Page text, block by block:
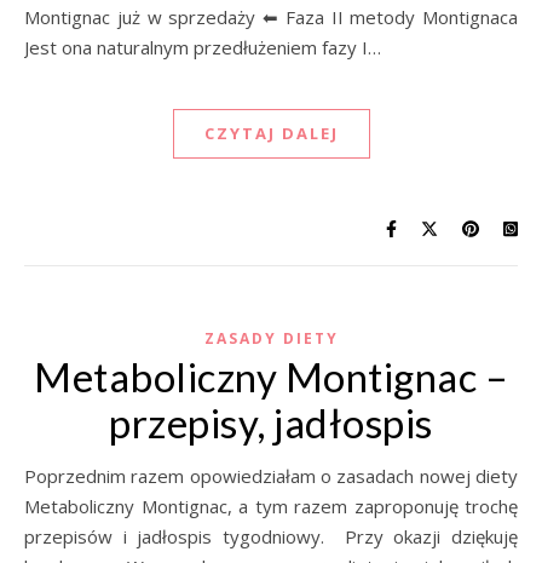
Montignac już w sprzedaży ⬅ Faza II metody Montignaca
Jest ona naturalnym przedłużeniem fazy I…
CZYTAJ DALEJ
ZASADY DIETY
Metaboliczny Montignac –
przepisy, jadłospis
Poprzednim razem opowiedziałam o zasadach nowej diety
Metaboliczny Montignac, a tym razem zaproponuję trochę
przepisów i jadłospis tygodniowy. Przy okazji dziękuję